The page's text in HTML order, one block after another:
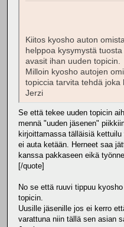
Kiitos kyosho auton
helppoa kysymystä
avasit ihan uuden topicin.
Milloin kyosho autojen
topiccia tarvita tehdä joka
Jerzi
Se että tekee uuden topicin
mennä "uuden jäsenen"
kirjoittamassa tälläisiä
ei auta ketään. Herneet saa
kanssa pakkaseen eikä
[/quote]
No se että ruuvi tippuu
topicin.
Uusille jäsenille jos ei kerro
varattuna niin tällä sen asian